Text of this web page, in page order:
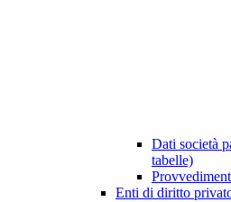
Dati società
tabelle)
Enti di diritto